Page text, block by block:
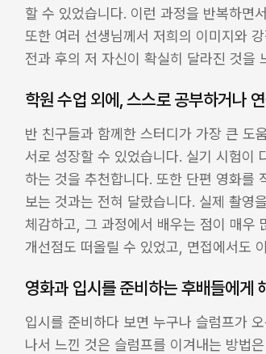
할 수 있었습니다. 이런 과정을 반복하면
또한 여러 선생님께서 저희의 이미지와
전과 후의 저 자신이 확실히 달라진 것을
학원 수업 외에, 스스로 공부하거나
반 친구들과 함께한 스터디가 가장 큰 도
서로 성장할 수 있었습니다. 실기 시험이
하는 것을 추천합니다. 또한 단편 영화를
보는 것과는 전혀 달랐습니다. 실제 촬영
체감하고, 그 과정에서 배우는 점이 매우
개선점도 떠올릴 수 있었고, 면접에서도
영화과 입시를 준비하는 후배들에게
입시를 준비하다 보면 누구나 슬럼프가
나서 느낀 것은 슬럼프를 이겨내는 방법